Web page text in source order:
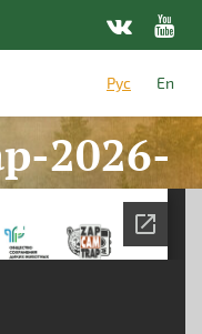
Рус
En
2026-